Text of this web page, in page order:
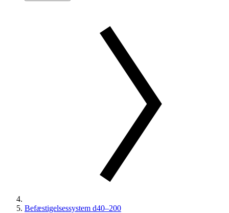
Befæstigelsessystem d40–200